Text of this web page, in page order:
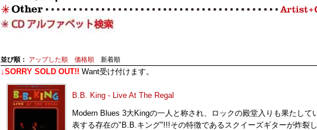
並び順： アップした順 価格順 新着順
↓SORRY SOLD OUT!! Want受け付けます。
B.B. King - Live At The Regal
Modern Blues 3大Kingの一人と称され、ロックの殿堂入りも果たして
表する存在の"B.B.キング"!!!その特徴であるスクイーズギターが炸裂